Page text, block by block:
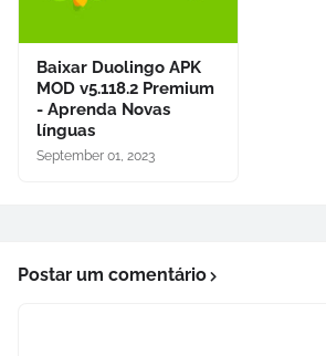
Baixar Duolingo APK
MOD v5.118.2 Premium
- Aprenda Novas
línguas
September 01, 2023
Postar um comentário